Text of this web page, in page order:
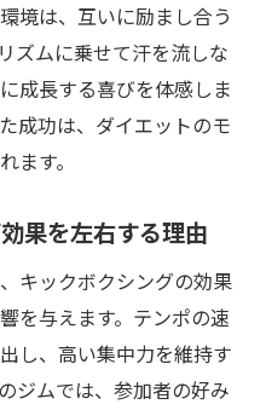
生き生きとした充実感
初心者が安心して参加
もたらす安心感
な関係が育む成長
なフィードバックシ
た柔軟なトレーニング
境は、互いに励まし合う
ズムに乗せて汗を流しな
成長する喜びを体感しま
成功は、ダイエットのモ
ます。
果を左右する理由
キックボクシングの効果
を与えます。テンポの速
し、高い集中力を維持す
ジムでは、参加者の好み